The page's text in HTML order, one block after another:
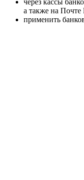
через кассы
а также на Почте
применить